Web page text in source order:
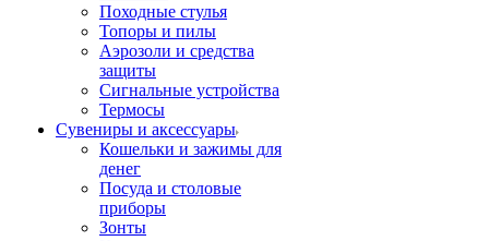
Походные стулья
Топоры и пилы
Аэрозоли и средства
защиты
Сигнальные устройства
Термосы
Сувениры и аксессуары
Кошельки и зажимы для
денег
Посуда и столовые
приборы
Зонты